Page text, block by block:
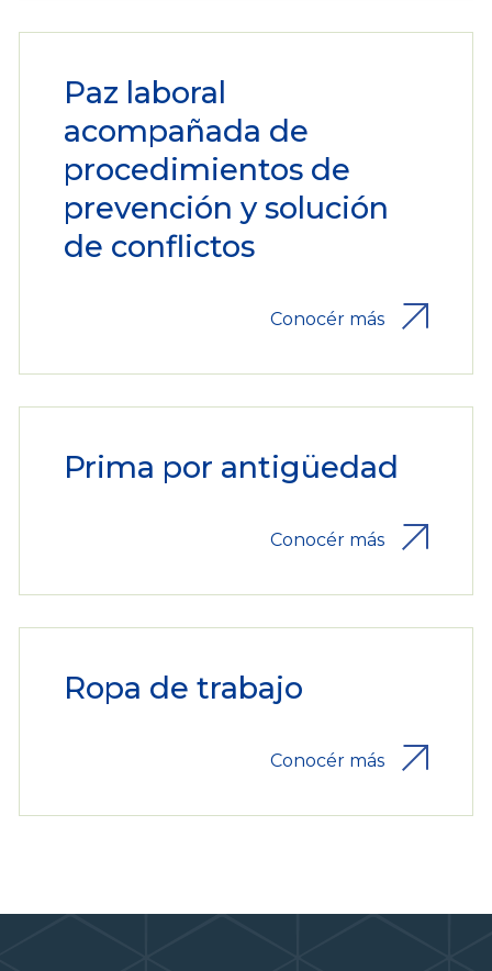
Paz laboral
acompañada de
procedimientos de
prevención y solución
de conflictos
Conocér más
Prima por antigüedad
Conocér más
Ropa de trabajo
Conocér más